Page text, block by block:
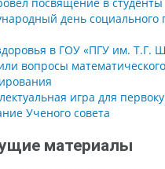
день социального
в ГОУ «ПГУ им. Т.Г.
вопросы математического
игра для
Ученого совета
материалы